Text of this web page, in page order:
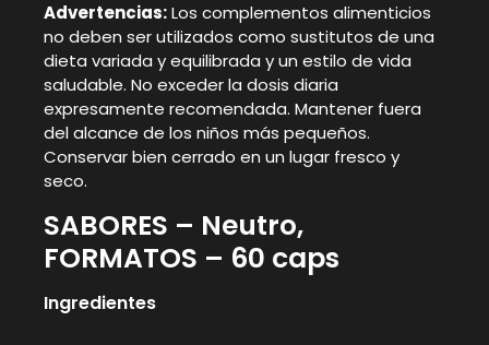
Advertencias:Los complementos alimenticios
no deben ser utilizados como sustitutos de una
dieta variada y equilibrada y un estilo de vida
saludable. No exceder la dosis diaria
expresamente recomendada. Mantener fuera
del alcance de los niños más pequeños.
Conservar bien cerrado en un lugar fresco y
seco.
SABORES – Neutro,
FORMATOS – 60 caps
Ingredientes